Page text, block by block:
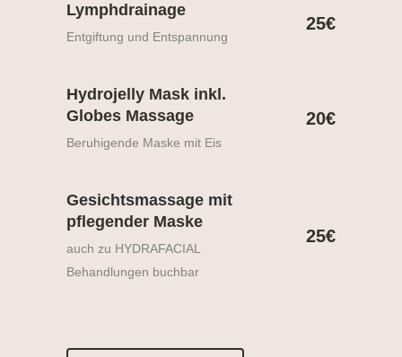
Lymphdrainage
Entgiftung und Entspannung
25€
Hydrojelly Mask inkl.
Globes Massage
Beruhigende Maske mit Eis
20€
Gesichtsmassage mit
pflegender Maske
auch zu HYDRAFACIAL
Behandlungen buchbar
25€